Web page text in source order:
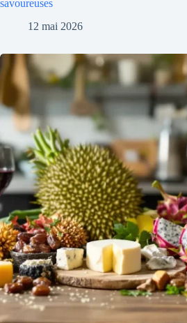
savoureuses
12 mai 2026